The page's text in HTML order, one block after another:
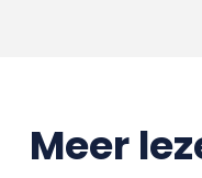
Meer